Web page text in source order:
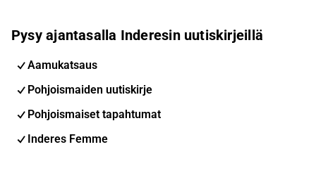
Pysy ajantasalla Inderesin uutiskirjeillä
Aamukatsaus
Pohjoismaiden uutiskirje
Pohjoismaiset tapahtumat
Inderes Femme